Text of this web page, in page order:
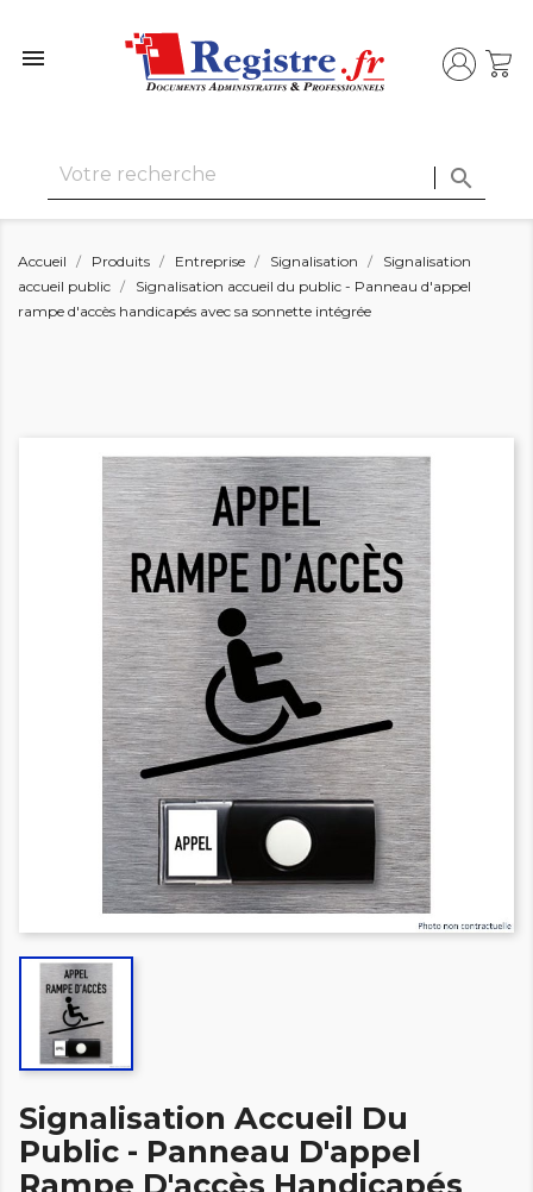


Accueil Produits Entreprise Signalisation
Signalisation
accueil public
Signalisation accueil du public - Panneau d'appel
rampe d'accès handicapés avec sa sonnette intégrée
Signalisation Accueil Du
Public - Panneau D'appel